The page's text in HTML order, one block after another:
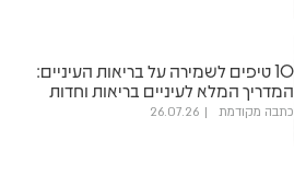
10 טיפים לשמירה על בריאות העיניים:
המדריך המלא לעיניים בריאות וחדות
כתבה מקודמת 26.07.26